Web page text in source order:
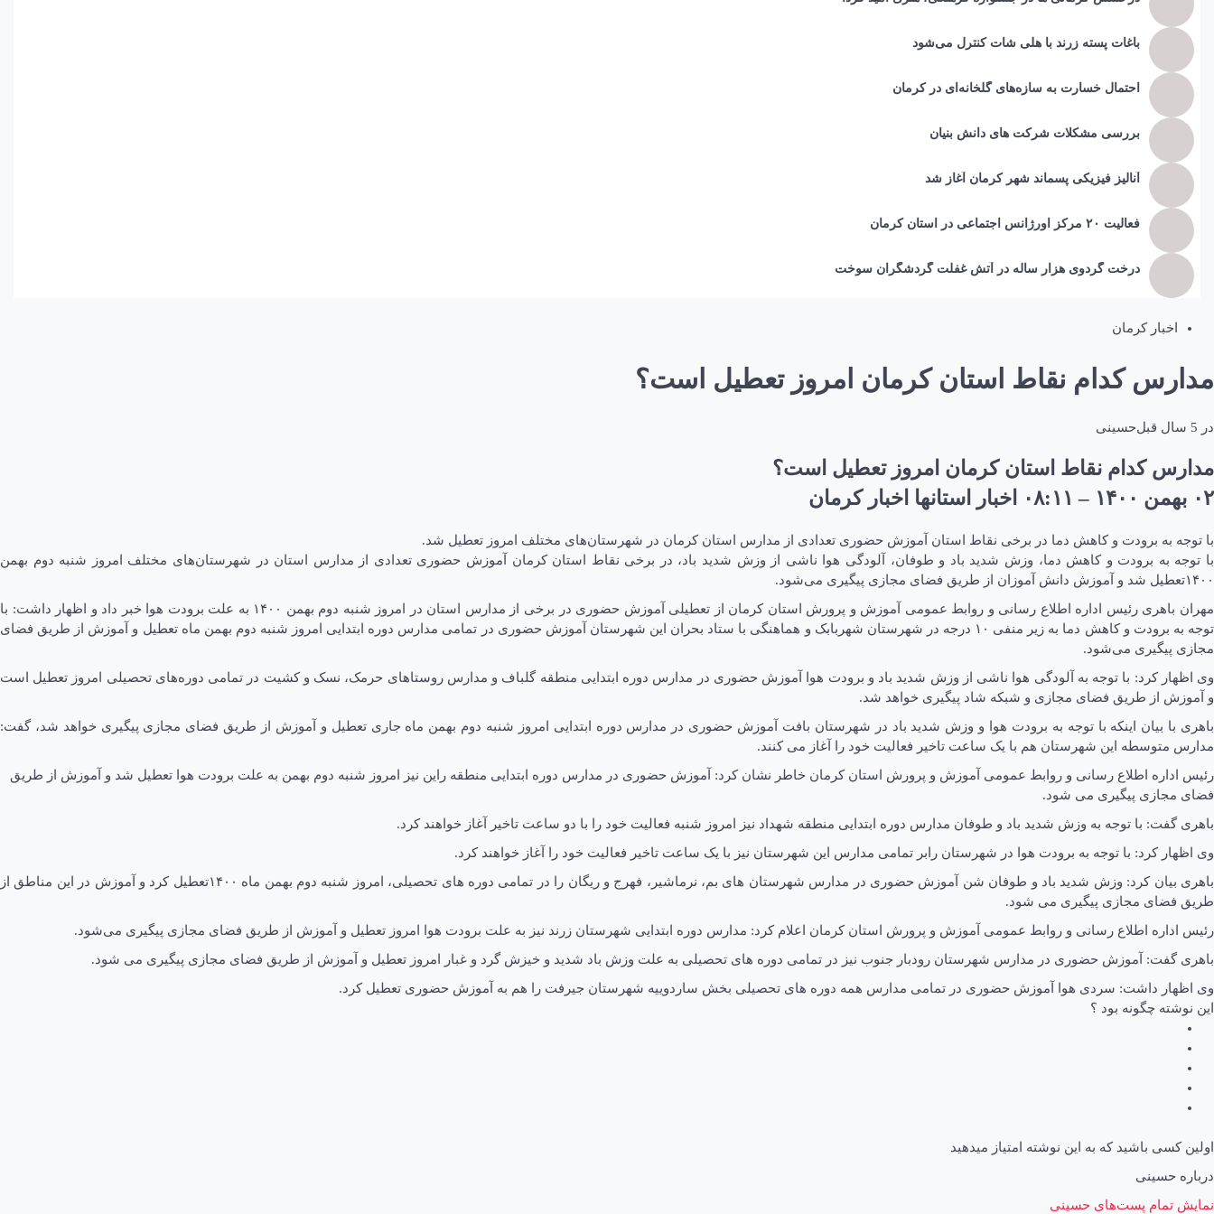
باغات پسته زرند با هلی شات کنترل می‌شود
احتمال خسارت به ساز‌ه‌های گلخانه‌ای در کرمان
بررسی مشکلات شرکت های دانش بنیان
آنالیز فیزیکی پسماند شهر کرمان آغاز شد
فعالیت ۲۰ مرکز اورژانس اجتماعی در استان کرمان
درخت گردوی هزار ساله در آتش غفلت گردشگران سوخت
اخبار کرمان
مدارس کدام نقاط استان کرمان امروز تعطیل است؟
در 5 سال قبل حسینی
مدارس کدام نقاط استان کرمان امروز تعطیل است؟
۰۲ بهمن ۱۴۰۰ – ۰۸:۱۱ اخبار استانها اخبار کرمان
با توجه به برودت و کاهش دما در برخی نقاط استان آموزش حضوری تعدادی از مدارس استان کرمان در شهرستان‌های مختلف امروز تعطیل شد.
با توجه به برودت و کاهش دما، وزش شدید باد و طوفان، آلودگی هوا ناشی از وزش شدید باد، در برخی نقاط استان کرمان آموزش حضوری تعدادی از مدارس استان در شهرستان‌های مختلف امروز شنبه دوم بهمن
۱۴۰۰تعطیل شد و آموزش دانش آموزان از طریق فضای مجازی پیگیری می‌شود.
مهران باهری رئیس اداره اطلاع رسانی و روابط عمومی آموزش و پرورش استان کرمان از تعطیلی آموزش حضوری در برخی از مدارس استان در امروز شنبه دوم بهمن ۱۴۰۰ به علت برودت هوا خبر داد و اظهار داشت: با
توجه به برودت و کاهش دما به زیر منفی ۱۰ درجه در شهرستان شهربابک و هماهنگی با ستاد بحران این شهرستان آموزش حضوری در تمامی مدارس دوره ابتدایی امروز شنبه دوم بهمن ماه تعطیل و آموزش از طریق فضای
مجازی پیگیری می‌شود.
وی اظهار کرد: با توجه به آلودگی هوا ناشی از وزش شدید باد و برودت هوا آموزش حضوری در مدارس دوره ابتدایی منطقه گلباف و مدارس روستاهای حرمک، نسک و کشیت در تمامی دوره‌های تحصیلی امروز تعطیل است
و آموزش از طریق فضای مجازی و شبکه شاد پیگیری خواهد شد.
باهری با بیان اینکه با توجه به برودت هوا و وزش شدید باد در شهرستان بافت آموزش حضوری در مدارس دوره ابتدایی امروز شنبه دوم بهمن ماه جاری تعطیل و آموزش از طریق فضای مجازی پیگیری خواهد شد، گفت:
مدارس متوسطه این شهرستان هم با یک ساعت تاخیر فعالیت خود را آغاز می کنند.
رئیس اداره اطلاع رسانی و روابط عمومی آموزش و پرورش استان کرمان خاطر نشان کرد: آموزش حضوری در مدارس دوره ابتدایی منطقه راین نیز امروز شنبه دوم بهمن به علت برودت هوا تعطیل شد و آموزش از طریق
فضای مجازی پیگیری می شود.
باهری گفت: با توجه به وزش شدید باد و طوفان مدارس دوره ابتدایی منطقه شهداد نیز امروز شنبه فعالیت خود را با دو ساعت تاخیر آغاز خواهند کرد.
وی اظهار کرد: با توجه به برودت هوا در شهرستان رابر تمامی مدارس این شهرستان نیز با یک ساعت تاخیر فعالیت خود را آغاز خواهند کرد.
باهری بیان کرد: وزش شدید باد و طوفان شن آموزش حضوری در مدارس شهرستان های بم، نرماشیر، فهرج و ریگان را در تمامی دوره های تحصیلی، امروز شنبه دوم بهمن ماه ۱۴۰۰تعطیل کرد و آموزش در این مناطق از
طریق فضای مجازی پیگیری می شود.
رئیس اداره اطلاع رسانی و روابط عمومی آموزش و پرورش استان کرمان اعلام کرد: مدارس دوره ابتدایی شهرستان زرند نیز به علت برودت هوا امروز تعطیل و آموزش از طریق فضای مجازی پیگیری می‌شود.
باهری گفت: آموزش حضوری در مدارس شهرستان رودبار جنوب نیز در تمامی دوره های تحصیلی به علت وزش باد شدید و خیزش گرد و غبار امروز تعطیل و آموزش از طریق فضای مجازی پیگیری می شود.
وی اظهار داشت: سردی هوا آموزش حضوری در تمامی مدارس همه دوره های تحصیلی بخش ساردوییه شهرستان جیرفت را هم به آموزش حضوری تعطیل کرد.
این نوشته چگونه بود ؟
اولین کسی باشید که به این نوشته امتیاز میدهید
درباره حسینی
نمایش تمام پست‌های حسینی